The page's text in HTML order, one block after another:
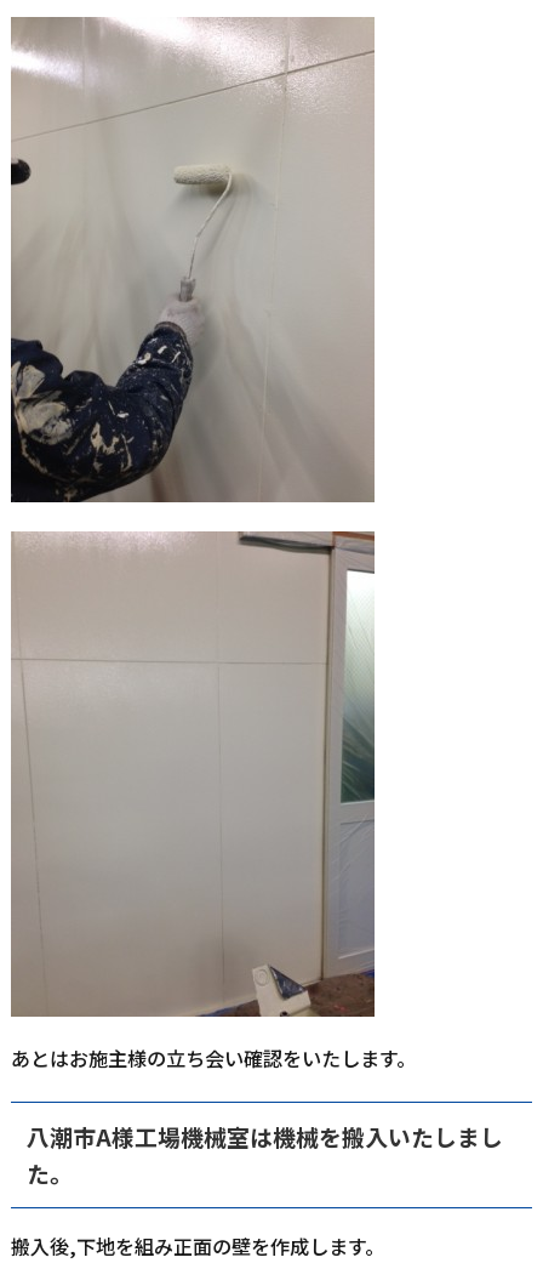
あとはお施主様の立ち会い確認をいたします。
八潮市A様工場機械室は機械を搬入いたしまし
た。
搬入後,下地を組み正面の壁を作成します。